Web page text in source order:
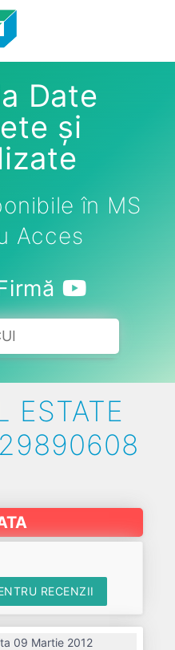
Date
și
în MS
Acces
ESTATE
RECENZII
09 Martie 2012